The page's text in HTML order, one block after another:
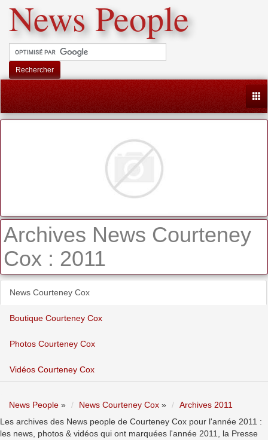
News People
Rechercher
Archives News Courteney
Cox : 2011
News Courteney Cox
Boutique Courteney Cox
Photos Courteney Cox
Vidéos Courteney Cox
News People » News Courteney Cox »
Archives 2011
Les archives des News people de Courteney Cox pour l'année 2011 :
les news, photos & vidéos qui ont marquées l'année 2011, la Presse